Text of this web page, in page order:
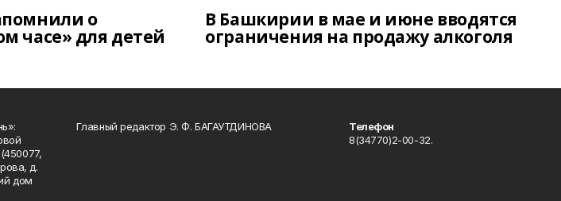
о
часе» для детей
В Башкирии в мае и июне вводятся
ограничения на продажу алкоголя
д.
дом
Главный редактор Э. Ф. БАГАУТДИНОВА
Телефон
8(34770)2-00-32.